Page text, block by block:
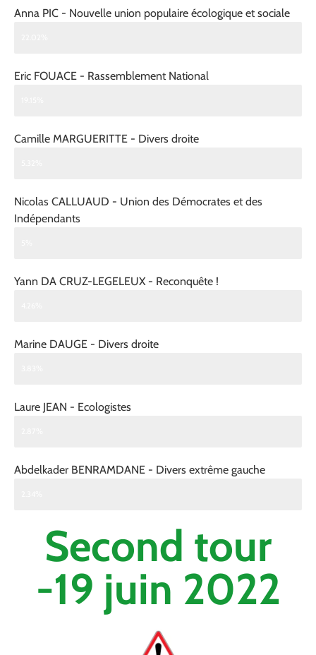
Anna PIC - Nouvelle union populaire écologique et sociale
Eric FOUACE - Rassemblement National
Camille MARGUERITTE - Divers droite
Nicolas CALLUAUD - Union des Démocrates et des
Indépendants
Yann DA CRUZ-LEGELEUX - Reconquête !
Marine DAUGE - Divers droite
Laure JEAN - Ecologistes
Abdelkader BENRAMDANE - Divers extrême gauche
Second tour
-19 juin 2022